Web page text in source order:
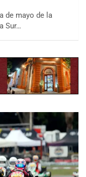
de mayo de la
Sur…